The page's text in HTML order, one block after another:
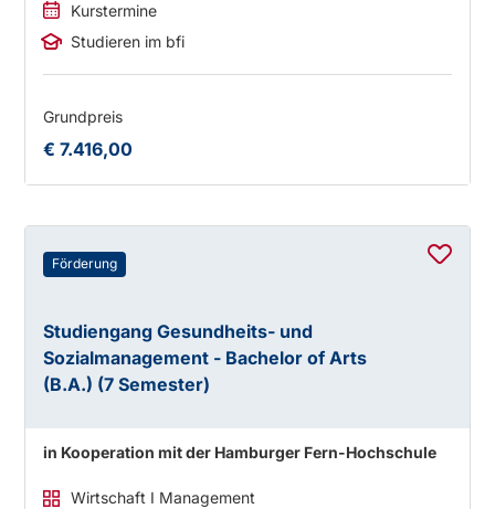
Kurstermine
Studieren im bfi
Grundpreis
€ 7.416,00
Förderung
Studiengang Gesundheits- und
Sozialmanagement - Bachelor of Arts
(B.A.) (7 Semester)
in Kooperation mit der Hamburger Fern-Hochschule
Wirtschaft I Management